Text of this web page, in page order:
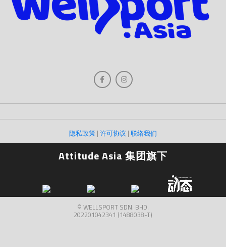
隐私政策 | 许可协议 | 联络我们
Attitude Asia 集团旗下
© WELLSPORT SDN. BHD.
202201042341 (1488038-T)